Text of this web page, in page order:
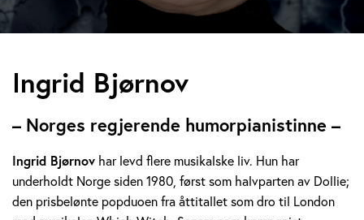
I
n
g
r
Ingrid Bjørnov
– Norges regjerende humorpianistinne –
Ingrid Bjørnov har levd flere musikalske liv. Hun har
underholdt Norge siden 1980, først som halvparten av Dollie;
den prisbelønte popduoen fra åttitallet som dro til London